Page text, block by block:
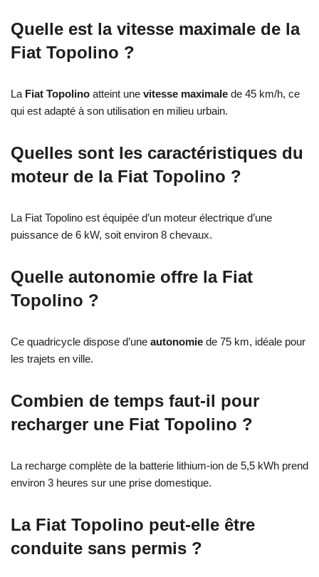
Quelle est la vitesse maximale de la
Fiat Topolino ?
La Fiat Topolino atteint une vitesse maximale de 45 km/h, ce
qui est adapté à son utilisation en milieu urbain.
Quelles sont les caractéristiques du
moteur de la Fiat Topolino ?
La Fiat Topolino est équipée d’un moteur électrique d’une
puissance de 6 kW, soit environ 8 chevaux.
Quelle autonomie offre la Fiat
Topolino ?
Ce quadricycle dispose d’une autonomie de 75 km, idéale pour
les trajets en ville.
Combien de temps faut-il pour
recharger une Fiat Topolino ?
La recharge complète de la batterie lithium-ion de 5,5 kWh prend
environ 3 heures sur une prise domestique.
La Fiat Topolino peut-elle être
conduite sans permis ?